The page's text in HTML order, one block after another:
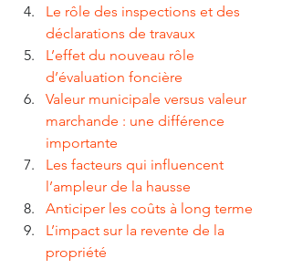
Le rôle des inspections et des
déclarations de travaux
L’effet du nouveau rôle
d’évaluation foncière
Valeur municipale versus valeur
marchande : une différence
importante
Les facteurs qui influencent
l’ampleur de la hausse
Anticiper les coûts à long terme
L’impact sur la revente de la
propriété